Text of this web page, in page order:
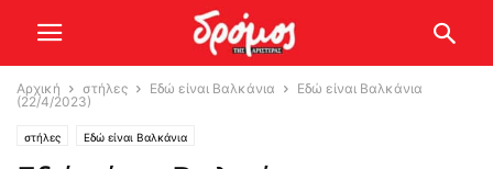
Αρχική στήλες Εδώ είναι Βαλκάνια
Εδώ είναι Βαλκάνια
(22/4/2023)
στήλες Εδώ είναι Βαλκάνια